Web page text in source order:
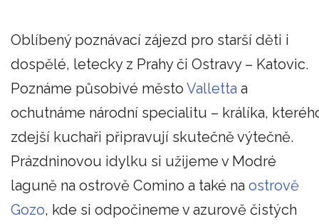
Oblíbený poznávací zájezd pro starší děti i
dospělé, letecky z Prahy či Ostravy – Katovic.
Poznáme působivé město Valletta a
ochutnáme národní specialitu – králíka,
zdejší kuchaři připravují skutečně výtečně.
Prázdninovou idylku si užijeme v Modré
laguně na ostrově Comino a také na ostrově
Gozo, kde si odpočineme v azurově čistých